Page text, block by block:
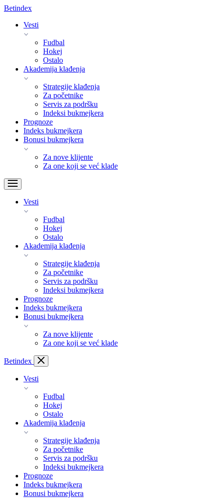
Betindex
Vesti
Fudbal
Hokej
Ostalo
Akademija klađenja
Strategije klađenja
Za početnike
Servis za podršku
Indeksi bukmejkera
Prognoze
Indeks bukmejkera
Bonusi bukmejkera
Za nove klijente
Za one koji se već klade
Vesti
Fudbal
Hokej
Ostalo
Akademija klađenja
Strategije klađenja
Za početnike
Servis za podršku
Indeksi bukmejkera
Prognoze
Indeks bukmejkera
Bonusi bukmejkera
Za nove klijente
Za one koji se već klade
Betindex
Vesti
Fudbal
Hokej
Ostalo
Akademija klađenja
Strategije klađenja
Za početnike
Servis za podršku
Indeksi bukmejkera
Prognoze
Indeks bukmejkera
Bonusi bukmejkera